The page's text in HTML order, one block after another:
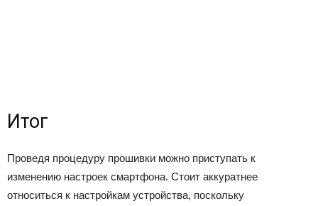
Итог
Проведя процедуру прошивки можно приступать к
изменению настроек смартфона. Стоит аккуратнее
относиться к настройкам устройства, поскольку